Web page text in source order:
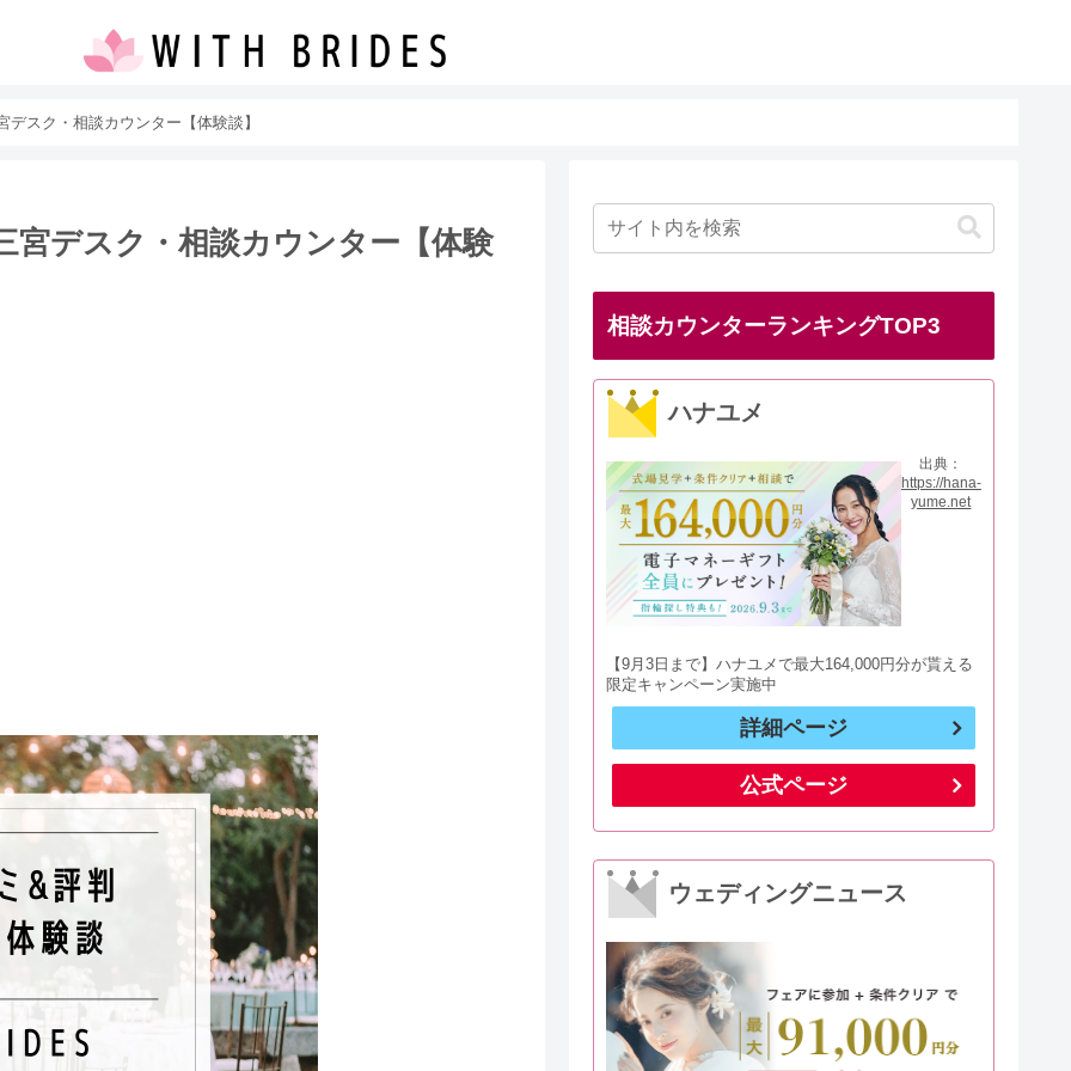
スク・相談カウンター【体験談】
宮デスク・相談カウンター【体験
相談カウンターランキングTOP3
ハナユメ
出典：
https://hana-
yume.net
【9月3日まで】ハナユメで最大164,000円分が貰える
限定キャンペーン実施中
詳細ページ
公式ページ
ウェディングニュース